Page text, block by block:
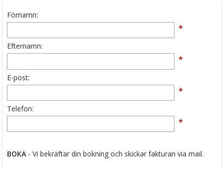
Förnamn:
*
Efternamn:
*
E-post:
*
Telefon:
*
BOKA - Vi bekräftar din bokning och skickar fakturan via mail.